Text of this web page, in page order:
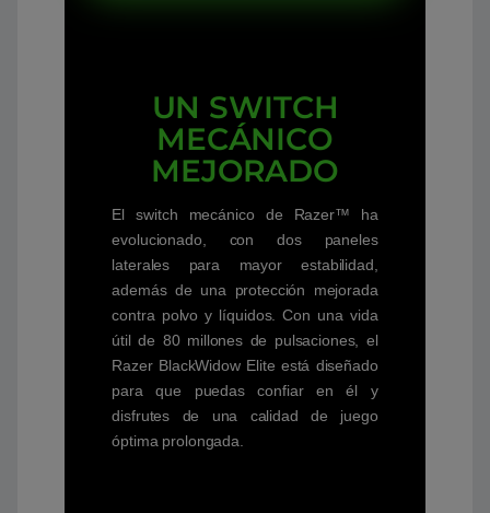
UN SWITCH
MECÁNICO
MEJORADO
El switch mecánico de Razer™ ha
evolucionado, con dos paneles
laterales para mayor estabilidad,
además de una protección mejorada
contra polvo y líquidos. Con una vida
útil de 80 millones de pulsaciones, el
Razer BlackWidow Elite está diseñado
para que puedas confiar en él y
disfrutes de una calidad de juego
óptima prolongada.